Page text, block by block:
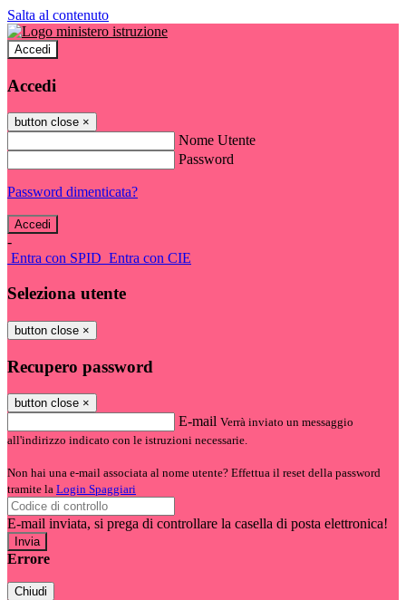
Salta al contenuto
Accedi
Accedi
button close ×
Nome Utente
Password
Password dimenticata?
-
Entra con SPID Entra con CIE
Seleziona utente
button close ×
Recupero password
button close ×
E-mail Verrà inviato un messaggio
all'indirizzo indicato con le istruzioni necessarie.
Non hai una e-mail associata al nome utente? Effettua il reset della password
tramite la Login Spaggiari
E-mail inviata, si prega di controllare la casella di posta elettronica!
Errore
Chiudi